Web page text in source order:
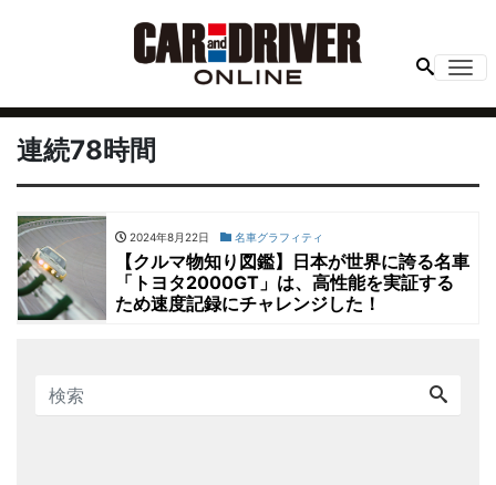
連続78時間
2024年8月22日 名車グラフィティ
【クルマ物知り図鑑】日本が世界に誇る名車
「トヨタ2000GT」は、高性能を実証する
ため速度記録にチャレンジした！